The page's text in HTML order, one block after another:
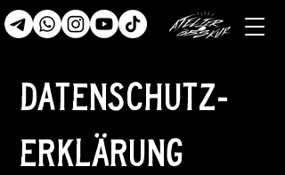
Datenschutz­
erklärung